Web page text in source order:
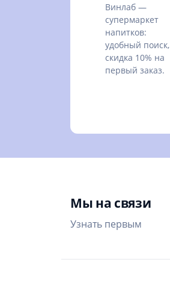
Винлаб —
супермаркет
напитков:
удобный поиск,
скидка 10% на
первый заказ.
Мы на связи
Узнать первым